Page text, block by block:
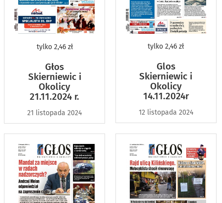
tylko2,46 zł
Głos
Skierniewic i
Okolicy
21.11.2024 r.
21 listopada 2024
tylko 2,46 zł
Glos
Skierniewic i
Okolicy
14.11.2024r
12 listopada 2024